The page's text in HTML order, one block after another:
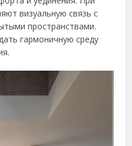
визуальную связь с
пространствами.
гармоничную среду